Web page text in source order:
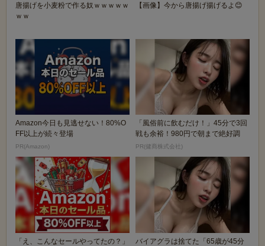
唐揚げを小麦粉で作る奴ｗｗｗｗｗ
ｗｗ
【画像】今から唐揚げ揚げるよ😊
Amazon今日も見逃せない！80%O
FF以上が続々登場
PR(Amazon)
「風俗前に飲むだけ！」45分で3回
戦も余裕！980円で朝まで絶好調
PR(健商株式会社)
「え、こんなセールやってたの？」
バイアグラは捨てた「65歳が45分